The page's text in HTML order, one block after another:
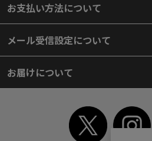
お支払い方法について
メール受信設定について
お届けについて